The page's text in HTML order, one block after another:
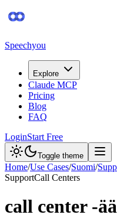
Speechyou
Explore
Claude MCP
Pricing
Blog
FAQ
LoginStart Free
Toggle theme
Home/Use Cases/Suomi/
SupportCall Centers
call center -